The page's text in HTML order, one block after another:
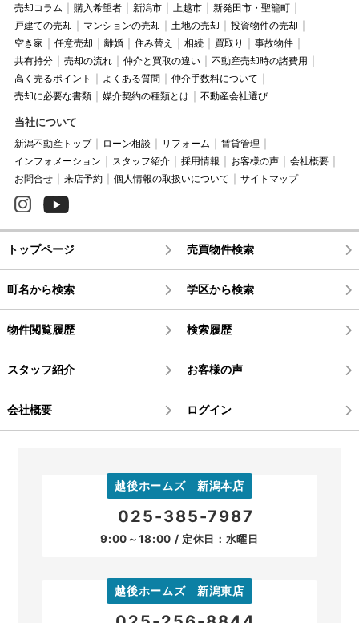
売却コラム
購入希望者 新潟市 上越市
新発田市・聖籠町
戸建ての売却
マンションの売却 土地の売却
投資物件の売却
空き家
任意売却 離婚 住み替え 相続 買取り
事故物件
共有持分
売却の流れ 仲介と買取の違い
不動産売却時の諸費用
高く売るポイント
よくある質問
仲介手数料について
売却に必要な書類
媒介契約の種類とは 不動産会社選び
当社について
新潟不動産トップ ローン相談 リフォーム
賃貸管理
インフォメーション
スタッフ紹介 採用情報 お客様の声
会社概要
お問合せ
来店予約 個人情報の取扱いについて サイトマップ
トップページ 売買物件検索
町名から検索 学区から検索
物件閲覧履歴 検索履歴
スタッフ紹介 お客様の声
会社概要 ログイン
越後ホームズ 新潟本店
025-385-7987
9:00～18:00 / 定休日：水曜日
越後ホームズ 新潟東店